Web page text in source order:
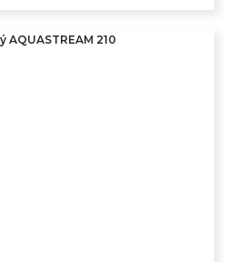
AQUASTREAM 210